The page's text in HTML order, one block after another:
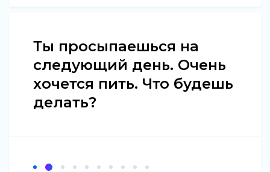
Ты просыпаешься на
следующий день. Очень
хочется пить. Что будешь
делать?